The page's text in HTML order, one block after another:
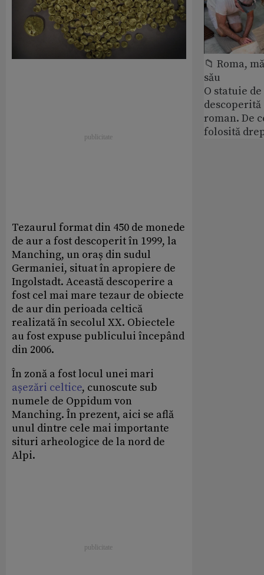
Tezaurul format din 450 de monede
de aur a fost descoperit în 1999, la
Manching, un oraș din sudul
Germaniei, situat în apropiere de
Ingolstadt. Această descoperire a
fost cel mai mare tezaur de obiecte
de aur din perioada celtică
realizată în secolul XX. Obiectele
au fost expuse publicului începând
din 2006.
În zonă a fost locul unei mari
așezări celtice, cunoscute sub
numele de Oppidum von
Manching. În prezent, aici se află
unul dintre cele mai importante
situri arheologice de la nord de
Alpi.
📁 Roma,
său
O statuie
roman. De
folosită